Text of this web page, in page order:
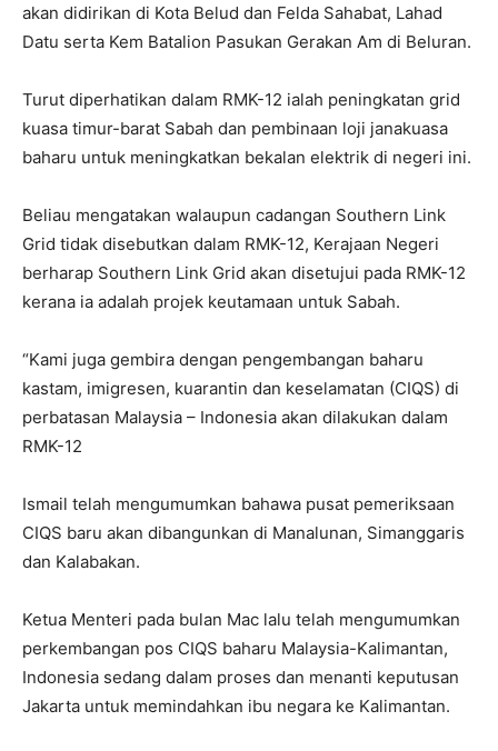
akan didirikan di Kota Belud dan Felda Sahabat, Lahad
Datu serta Kem Batalion Pasukan Gerakan Am di Beluran.
Turut diperhatikan dalam RMK-12 ialah peningkatan grid
kuasa timur-barat Sabah dan pembinaan loji janakuasa
baharu untuk meningkatkan bekalan elektrik di negeri ini.
Beliau mengatakan walaupun cadangan Southern Link
Grid tidak disebutkan dalam RMK-12, Kerajaan Negeri
berharap Southern Link Grid akan disetujui pada RMK-12
kerana ia adalah projek keutamaan untuk Sabah.
“Kami juga gembira dengan pengembangan baharu
kastam, imigresen, kuarantin dan keselamatan (CIQS) di
perbatasan Malaysia – Indonesia akan dilakukan dalam
RMK-12
Ismail telah mengumumkan bahawa pusat pemeriksaan
CIQS baru akan dibangunkan di Manalunan, Simanggaris
dan Kalabakan.
Ketua Menteri pada bulan Mac lalu telah mengumumkan
perkembangan pos CIQS baharu Malaysia-Kalimantan,
Indonesia sedang dalam proses dan menanti keputusan
Jakarta untuk memindahkan ibu negara ke Kalimantan.